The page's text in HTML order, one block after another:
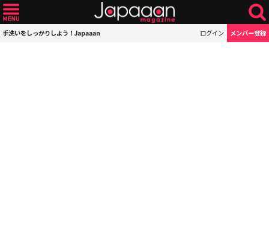
手洗いをしっかりしよう！Japaaan ログイン メンバー登録